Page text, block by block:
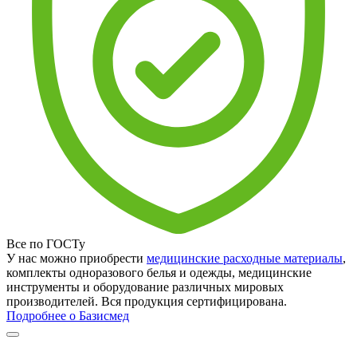
Все по ГОСТу
У нас можно приобрести медицинские расходные материалы,
комплекты одноразового белья и одежды, медицинские
инструменты и оборудование различных мировых
производителей. Вся продукция сертифицирована.
Подробнее о Базисмед